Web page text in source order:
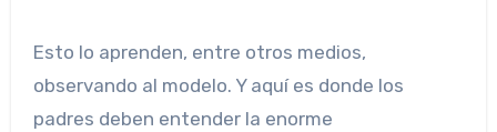
Esto lo aprenden, entre otros medios,
observando al modelo. Y aquí es donde los
padres deben entender la enorme